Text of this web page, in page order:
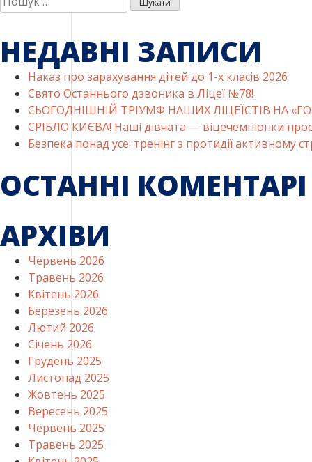
НЕДАВНІ ЗАПИСИ
Наказ про зарахування дітей до 1-х класів 2026
Свято Останнього дзвоника в Ліцеї №78!
СЬОГОДНІШНІЙ ТРІУМФ НАШИХ ЛІЦЕЇСТІВ НА
СРІБЛО КИЄВА! Наші дівчата — віцечемпіонки
Безпека понад усе: тренінг з протидії активному
ОСТАННІ КОМЕНТАРІ
АРХІВИ
Червень 2026
Травень 2026
Квітень 2026
Березень 2026
Лютий 2026
Січень 2026
Грудень 2025
Листопад 2025
Жовтень 2025
Вересень 2025
Червень 2025
Травень 2025